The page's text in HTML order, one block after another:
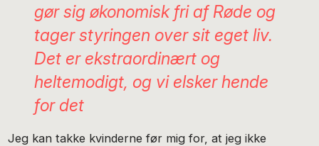
gør sig økonomisk fri af Røde og
tager styringen over sit eget liv.
Det er ekstraordinært og
heltemodigt, og vi elsker hende
for det
Jeg kan takke kvinderne før mig for, at jeg ikke